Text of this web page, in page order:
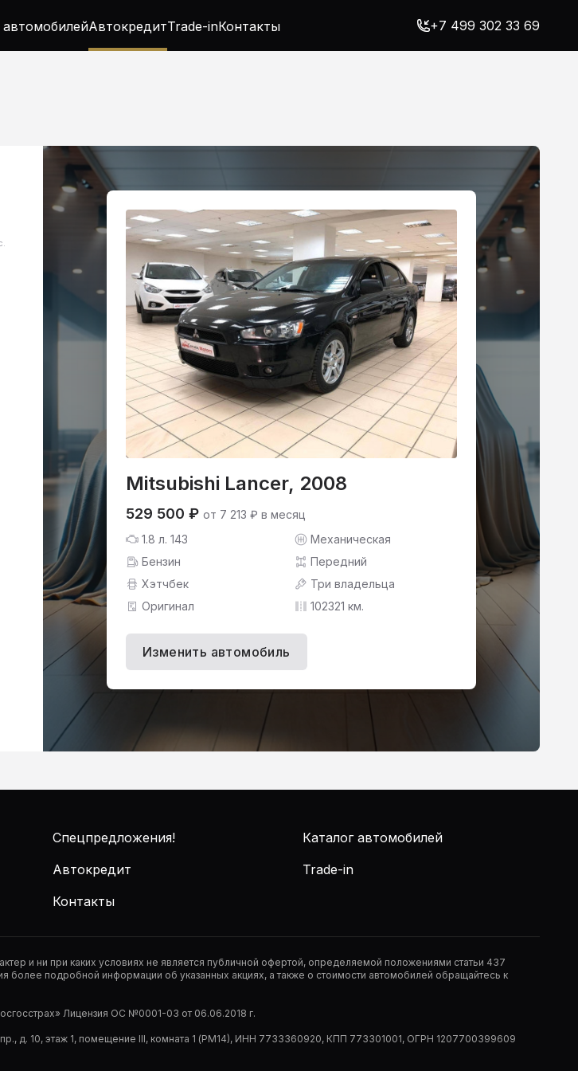
автомобилейАвтокредитTrade-inКонтакты +7 499 302 33 69
Mitsubishi Lancer, 2008
529 500 ₽ от 7 213 ₽ в месяц
1.8 л. 143
Механическая
Бензин
Передний
Хэтчбек
Три владельца
Оригинал
102321 км.
Изменить автомобиль
Спецпредложения!
Каталог автомобилей
Автокредит
Trade-in
Контакты
и ни при каких условиях не является публичной офертой, определяемой положениями статьи 437
подробной информации об указанных акциях, а также о стоимости автомобилей обращайтесь к
Лицензия ОС №0001-03 от 06.06.2018 г.
д. 10, этаж 1, помещение III, комната 1 (РМ14), ИНН 7733360920, КПП 773301001, ОГРН 1207700399609